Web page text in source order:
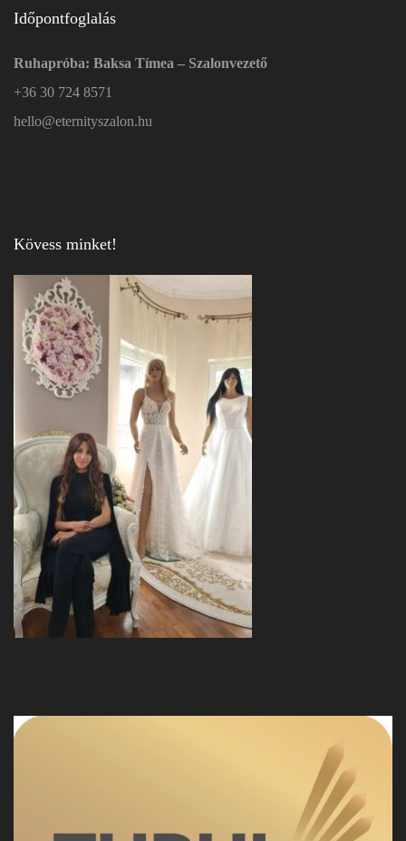
Időpontfoglalás
Ruhapróba: Baksa Tímea – Szalonvezető
+36 30 724 8571
hello@eternityszalon.hu
Kövess minket!